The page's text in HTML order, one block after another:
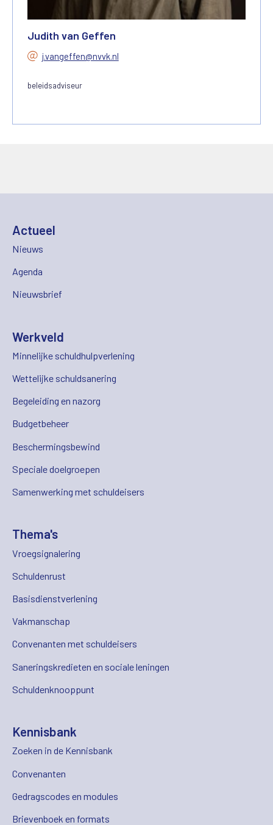
Judith van Geffen
j.vangeffen@nvvk.nl
beleidsadviseur
Actueel
Nieuws
Agenda
Nieuwsbrief
Werkveld
Minnelijke schuldhulpverlening
Wettelijke schuldsanering
Begeleiding en nazorg
Budgetbeheer
Beschermingsbewind
Speciale doelgroepen
Samenwerking met schuldeisers
Thema's
Vroegsignalering
Schuldenrust
Basisdienstverlening
Vakmanschap
Convenanten met schuldeisers
Saneringskredieten en sociale leningen
Schuldenknooppunt
Kennisbank
Zoeken in de Kennisbank
Convenanten
Gedragscodes en modules
Brievenboek en formats